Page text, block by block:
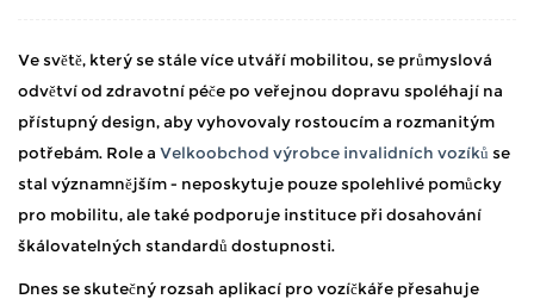
Ve světě, který se stále více utváří mobilitou, se průmyslová
odvětví od zdravotní péče po veřejnou dopravu spoléhají na
přístupný design, aby vyhovovaly rostoucím a rozmanitým
potřebám. Role a Velkoobchod výrobce invalidních vozíků se
stal významnějším - neposkytuje pouze spolehlivé pomůcky
pro mobilitu, ale také podporuje instituce při dosahování
škálovatelných standardů dostupnosti.
Dnes se skutečný rozsah aplikací pro vozíčkáře přesahuje